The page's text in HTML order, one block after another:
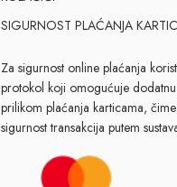
SIGURNOST PLAĆANJA
Za sigurnost online plaćanja
protokol koji omogućuje
prilikom plaćanja karticama,
sigurnost transakcija putem